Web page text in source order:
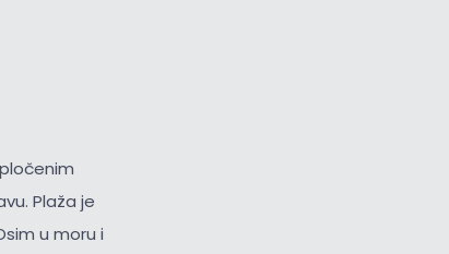
Plaža je
u moru i